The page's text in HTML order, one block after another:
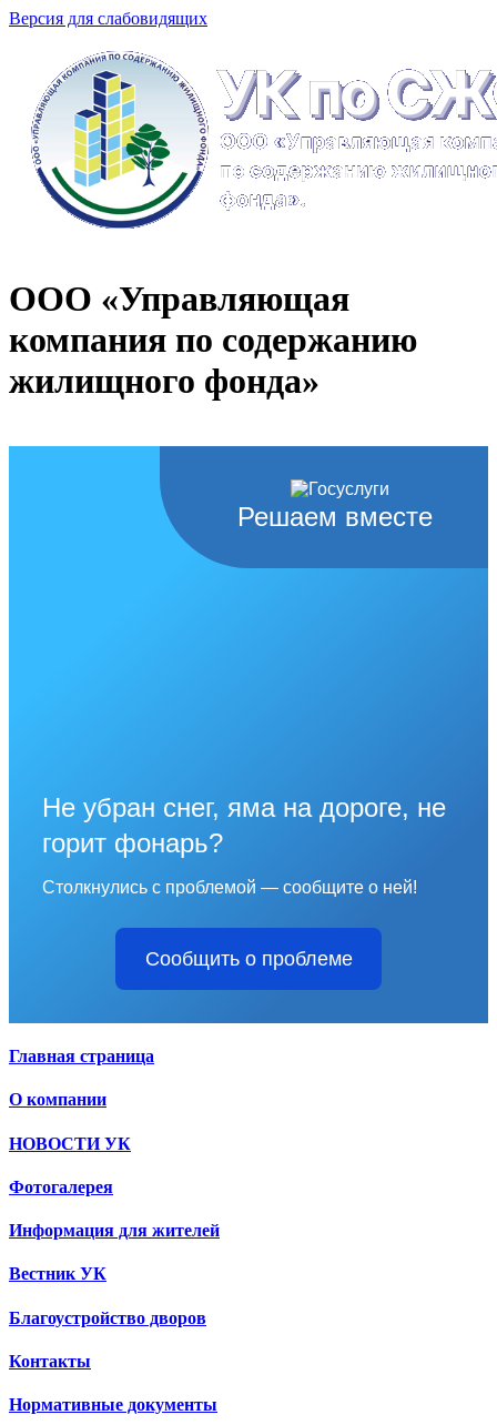
Версия для слабовидящих
ООО «Управляющая
компания по содержанию
жилищного фонда»
Решаем вместе
Не убран снег, яма на дороге, не
горит фонарь?
Столкнулись с проблемой — сообщите о ней!
Сообщить о проблеме
Главная страница
О компании
НОВОСТИ УК
Фотогалерея
Информация для жителей
Вестник УК
Благоустройство дворов
Контакты
Нормативные документы